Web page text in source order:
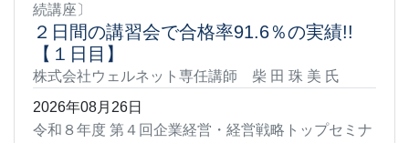
続講座〕
２日間の講習会で合格率91.6％の実績!!
【１日目】
株式会社ウェルネット専任講師 柴 田 珠 美 氏
2026年08月26日
令和８年度 第４回企業経営・経営戦略トップセミナ